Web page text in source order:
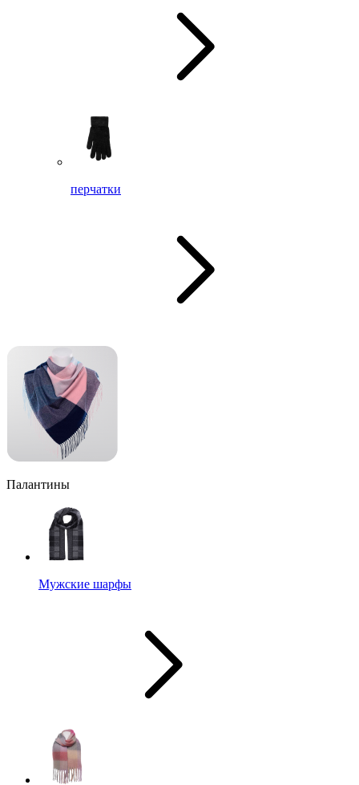
перчатки
Палантины
Мужские шарфы